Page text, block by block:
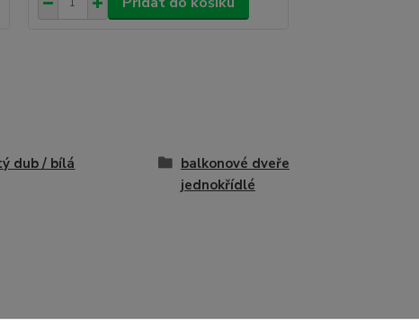
dub / bílá
balkonové dveře
jednokřídlé